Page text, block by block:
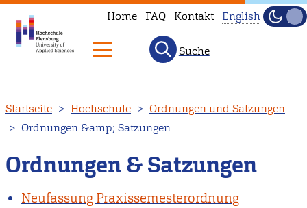
zum
Inhalt
Home FAQ Kontakt
not
English.
English
Hell
Suche
Startseite Hochschule
Ordnungen und Satzungen
Ordnungen &amp; Satzungen
Ordnungen & Satzungen
Neufassung Praxissemesterordnung